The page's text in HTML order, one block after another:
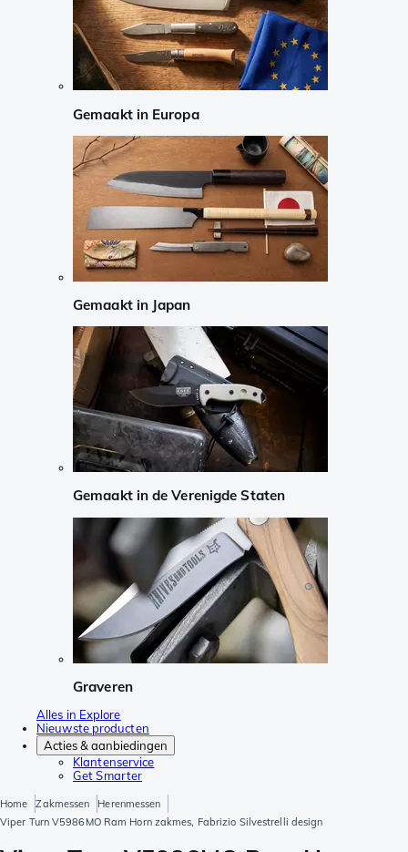
Gemaakt in Europa
Gemaakt in Japan
Gemaakt in de Verenigde Staten
Graveren
Alles in Explore
Nieuwste producten
Acties & aanbiedingen
Klantenservice
Get Smarter
Home Zakmessen
Herenmessen
Viper Turn V5986MO Ram Horn zakmes, Fabrizio Silvestrelli design